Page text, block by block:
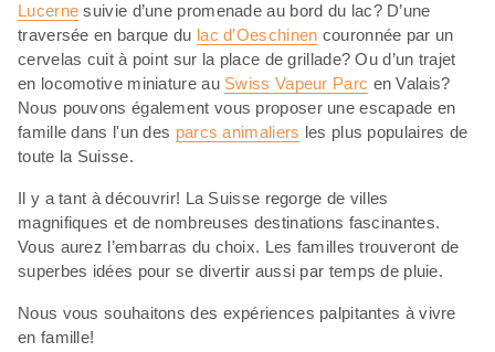
Lucerne suivie d’une promenade au bord du lac? D’une
traversée en barque du lac d’Oeschinen couronnée par un
cervelas cuit à point sur la place de grillade? Ou d’un trajet
en locomotive miniature au Swiss Vapeur Parc en Valais?
Nous pouvons également vous proposer une escapade en
famille dans l'un des parcs animaliers les plus populaires de
toute la Suisse.
Il y a tant à découvrir! La Suisse regorge de villes
magnifiques et de nombreuses destinations fascinantes.
Vous aurez l’embarras du choix. Les familles trouveront de
superbes idées pour se divertir aussi par temps de pluie.
Nous vous souhaitons des expériences palpitantes à vivre
en famille!